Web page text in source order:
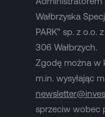
Wałbrzyska
PARK” sp. z o.o.
306 Wałbrzych.
Zgodę można w
m.in. wysyłając
sprzeciw wobec